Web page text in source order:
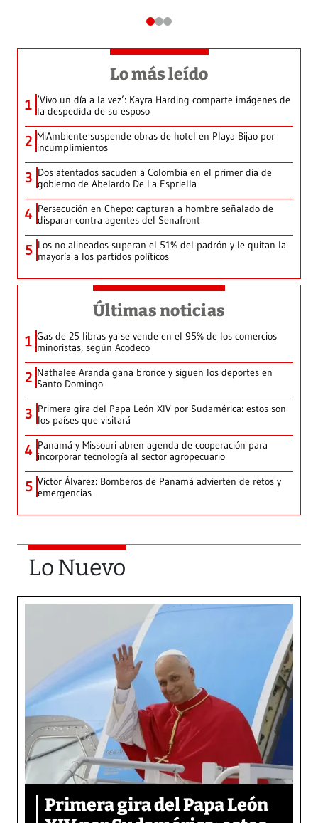
Lo más leído
1 ‘Vivo un día a la vez’: Kayra Harding comparte imágenes de
la despedida de su esposo
2 MiAmbiente suspende obras de hotel en Playa Bijao por
incumplimientos
3 Dos atentados sacuden a Colombia en el primer día de
gobierno de Abelardo De La Espriella
4 Persecución en Chepo: capturan a hombre señalado de
disparar contra agentes del Senafront
5 Los no alineados superan el 51% del padrón y le quitan la
mayoría a los partidos políticos
Últimas noticias
1 Gas de 25 libras ya se vende en el 95% de los comercios
minoristas, según Acodeco
2 Nathalee Aranda gana bronce y siguen los deportes en
Santo Domingo
3 Primera gira del Papa León XIV por Sudamérica: estos son
los países que visitará
4 Panamá y Missouri abren agenda de cooperación para
incorporar tecnología al sector agropecuario
5 Víctor Álvarez: Bomberos de Panamá advierten de retos y
emergencias
Lo Nuevo
Primera gira del Papa León